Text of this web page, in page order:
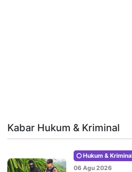
Kabar Hukum & Kriminal
Hukum &
06 Agu 2026